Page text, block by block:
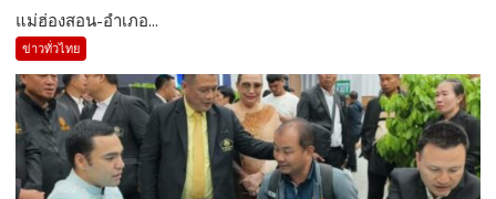
แม่ฮ่องสอน-อำเภอ...
ข่าวทั่วไทย